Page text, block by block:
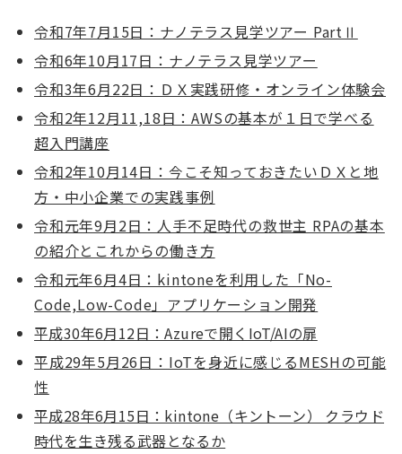
English
会員ログイン
入会案内
令和7年7月15日：ナノテラス見学ツアー PartⅡ
令和6年10月17日：ナノテラス見学ツアー
令和3年6月22日：ＤＸ実践研修・オンライン体験会
令和2年12月11,18日：AWSの基本が１日で学べる
超入門講座
令和2年10月14日：今こそ知っておきたいＤＸと地
方・中小企業での実践事例
令和元年9月2日：人手不足時代の救世主 RPAの基本
の紹介とこれからの働き方
令和元年6月4日：kintoneを利用した「No-
Code,Low-Code」アプリケーション開発
平成30年6月12日：Azureで開くIoT/AIの扉
平成29年5月26日：IoTを身近に感じるMESHの可能
性
平成28年6月15日：kintone（キントーン） クラウド
時代を生き残る武器となるか